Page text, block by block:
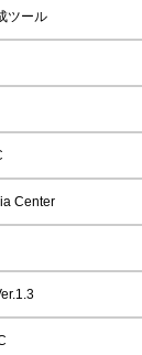
ツール
Center